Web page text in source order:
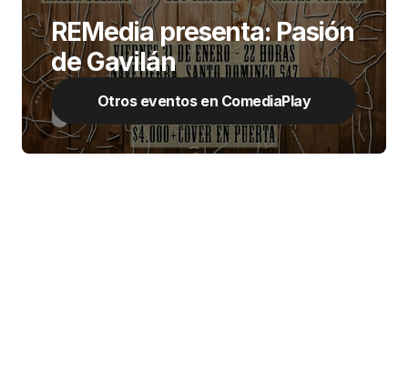
REMedia presenta: Pasión
de Gavilán
Otros eventos en ComediaPlay